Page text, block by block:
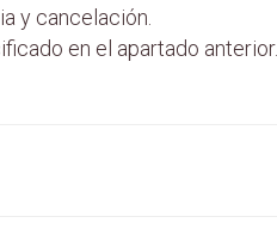
y cancelación.
en el apartado anterior.